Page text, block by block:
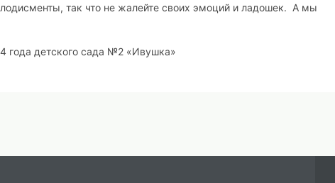
так что не жалейте своих эмоций и ладошек. А мы
года детского сада №2 «Ивушка»